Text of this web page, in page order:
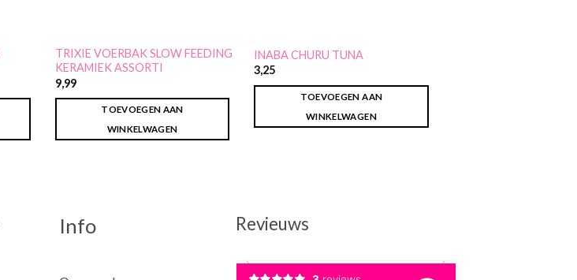
TRIXIE VOERBAK SLOW FEEDING
KERAMIEK ASSORTI
9,99
TOEVOEGEN AAN
WINKELWAGEN
INABA CHURU TUNA
3,25
TOEVOEGEN AAN
WINKELWAGEN
Info Revieuws